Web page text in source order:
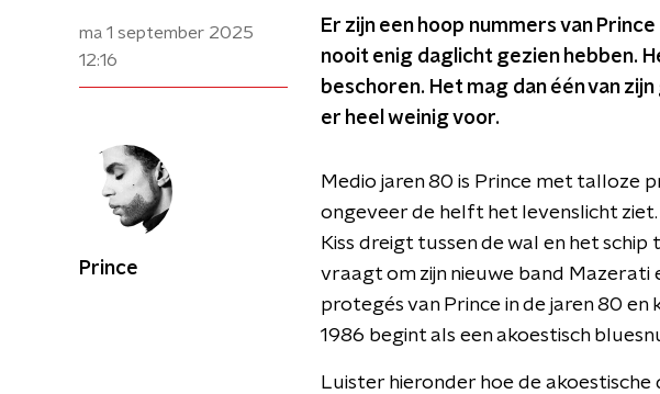
ma 1 september 2025
12:16
Er zijn een hoop nummers van
nooit enig daglicht gezien hebben.
beschoren. Het mag dan één van
er heel weinig voor.
Medio jaren 80 is Prince met talloze
ongeveer de helft het levenslicht ziet.
Kiss dreigt tussen de wal en het
vraagt om zijn nieuwe band Mazerati
protegés van Prince in de jaren 80
1986 begint als een akoestisch
Luister hieronder hoe de akoestische
Prince